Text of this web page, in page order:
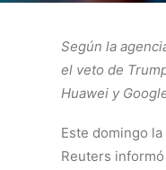
Según la
el veto de
Huawei y
Este domingo
Reuters